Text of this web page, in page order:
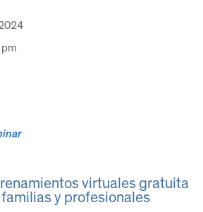
2024
virtuales gratuita
y profesionales